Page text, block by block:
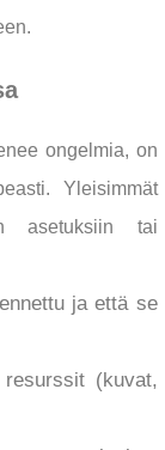
ongelmia, on
Yleisimmät
asetuksiin tai
ja että se
(kuvat,